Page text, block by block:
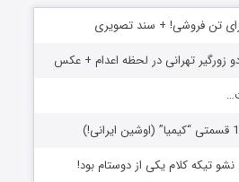
برای تن فروشی! + سند تصویری
زورگیر تهرانی در لحظه اعدام + عکس
تیکه کلام یکی از دوستام بود!